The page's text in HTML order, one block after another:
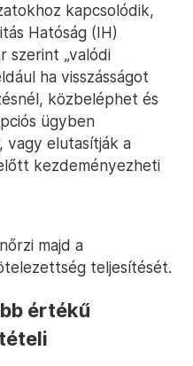
kapcsolódik,
Hatóság (IH)
szerint „valódi
ha visszásságot
közbeléphet és
ügyben
vagy elutasítják a
kezdeményezheti
majd a
teljesítését.
értékű